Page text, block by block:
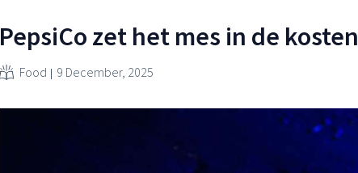
PepsiCo zet het mes in de kosten
Food 9 December, 2025